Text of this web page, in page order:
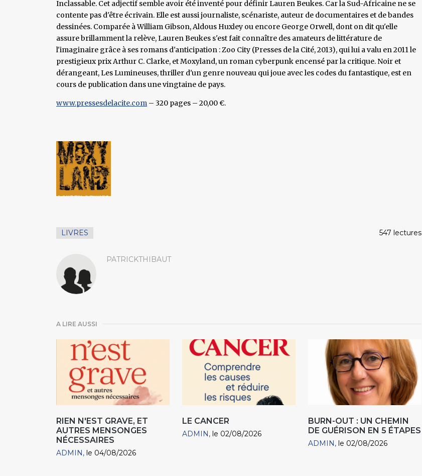
Inclassable. Cet adjectif semble avoir été inventé pour définir Lauren Beukes. Car la Sud-Africaine ne se
contente pas d'être écrivain. Elle est aussi journaliste, scénariste, auteur de documentaires et de bandes
dessinées. Comparée à William Gibson, Aldous Huxley ou encore George Orwell, dont on dit qu'elle
assure brillamment la relève, Lauren Beukes s'est fait connaître des amateurs de littérature de
l'imaginaire grâce à ses romans d'anticipation : Zoo City (Presses de la Cité, 2013), qui lui a valu en 2011 le
prestigieux prix Arthur C. Clarke, et Moxyland, un roman cyberpunk encensé par la critique. Noir et
dérangeant, Les Lumineuses, thriller d'un genre nouveau qui joue avec les codes du fantastique, est en
cours de publication dans une vingtaine de pays.
www.pressesdelacite.com – 320 pages – 20,00 €.
LIVRES 547 lectures
PATRICKTHIBAUT
A LIRE AUSSI
RIEN N'EST GRAVE, ET
AUTRES MENSONGES
NÉCESSAIRES
ADMIN le 04/08/2026
LE CANCER
ADMIN le 02/08/2026
BURN-OUT : UN CHEMIN
DE GUÉRISON EN 5 ÉTAPES
ADMIN le 02/08/2026